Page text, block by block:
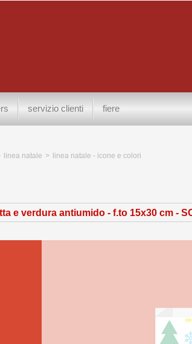
servizio clienti fiere
linea natale > linea natale - icone e colori
e verdura antiumido - f.to 15x30 cm -